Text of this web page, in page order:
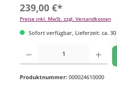
239,00 €*
Preise inkl. MwSt. zzgl. Versandkosten
Sofort verfügbar, Lieferzeit: ca. 30
Produkt Anzahl: Gib den gewünschten
Produktnummer: 000024610000